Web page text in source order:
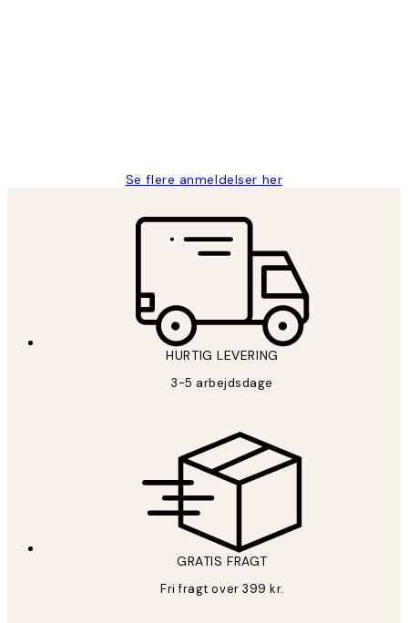
Se flere anmeldelser her
HURTIG LEVERING
3-5 arbejdsdage
GRATIS FRAGT
Fri fragt over 399 kr.